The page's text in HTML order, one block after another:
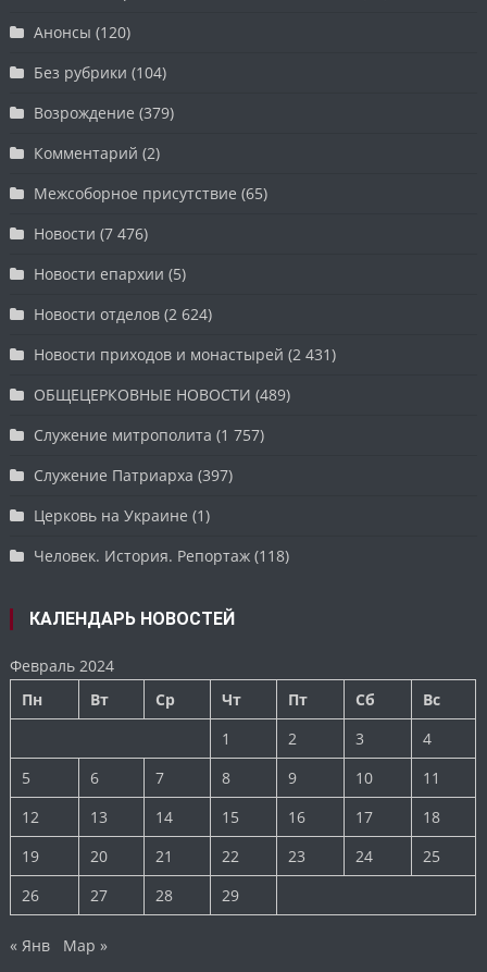
Анонсы (120)
Без рубрики (104)
Возрождение (379)
Комментарий (2)
Межсоборное присутствие (65)
Новости (7 476)
Новости епархии (5)
Новости отделов (2 624)
Новости приходов и монастырей (2 431)
ОБЩЕЦЕРКОВНЫЕ НОВОСТИ (489)
Служение митрополита (1 757)
Служение Патриарха (397)
Церковь на Украине (1)
Человек. История. Репортаж (118)
КАЛЕНДАРЬ НОВОСТЕЙ
Февраль 2024
Пн
Вт Ср Чт Пт Сб
Вс
1
2 3
4
5
6 7 8 9 10
11
12
13 14 15 16 17
18
19
20 21 22 23 24
25
26
27 28 29
« Янв Мар »